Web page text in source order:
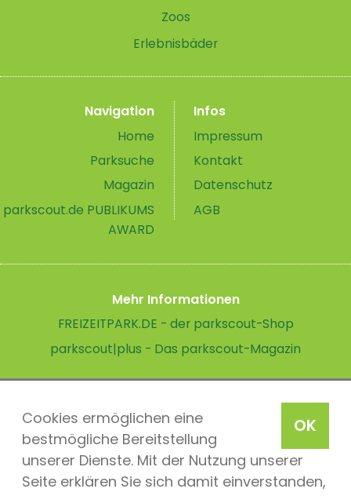
OK
Cookies ermöglichen eine
bestmögliche Bereitstellung
unserer Dienste. Mit der Nutzung unserer
Seite erklären Sie sich damit einverstanden,
Zoos
Erlebnisbäder
Navigation
Home
Parksuche
Magazin
parkscout.de PUBLIKUMS
AWARD
Infos
Impressum
Kontakt
Datenschutz
AGB
Mehr Informationen
FREIZEITPARK.DE - der parkscout-Shop
parkscout|plus - Das parkscout-Magazin